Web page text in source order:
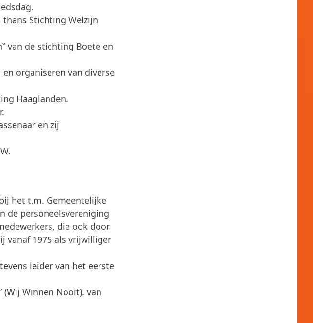
Stichting Welzijn
van de stichting Boete en
organiseren van diverse
Haaglanden.
en zij
het t.m. Gemeentelijke
de personeelsvereniging
die ook door
vanaf 1975 als vrijwilliger
leider van het eerste
(Wij Winnen Nooit). van